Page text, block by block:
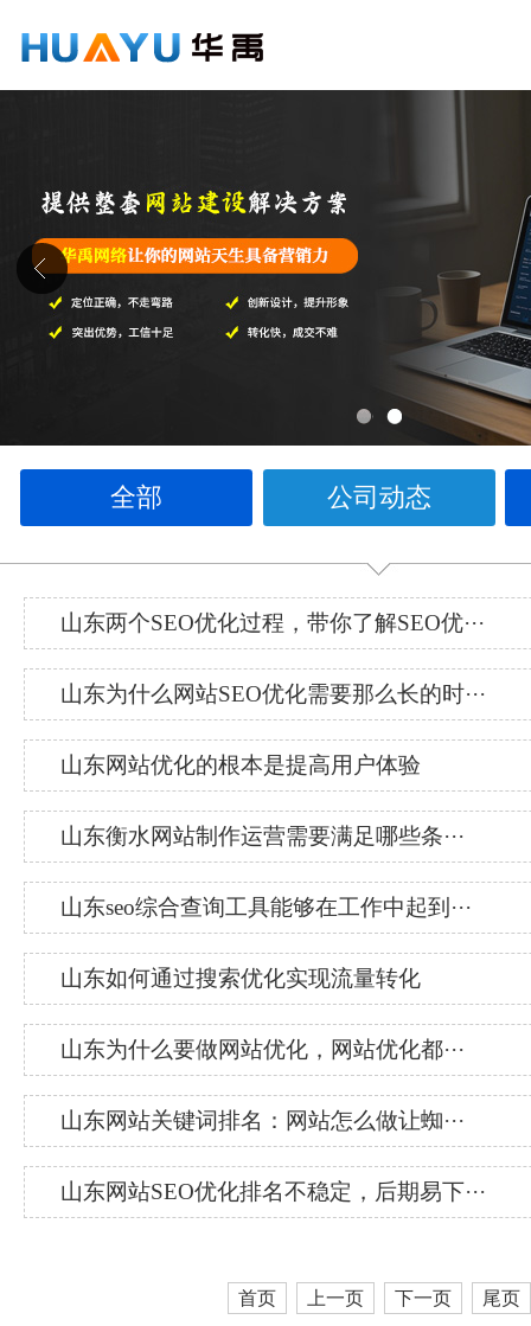
全部 公司动态
山东两个SEO优化过程，带你了解SEO优···
山东为什么网站SEO优化需要那么长的时···
山东网站优化的根本是提高用户体验
山东衡水网站制作运营需要满足哪些条···
山东seo综合查询工具能够在工作中起到···
山东如何通过搜索优化实现流量转化
山东为什么要做网站优化，网站优化都···
山东网站关键词排名：网站怎么做让蜘···
山东网站SEO优化排名不稳定，后期易下···
首页 上一页 下一页 尾页